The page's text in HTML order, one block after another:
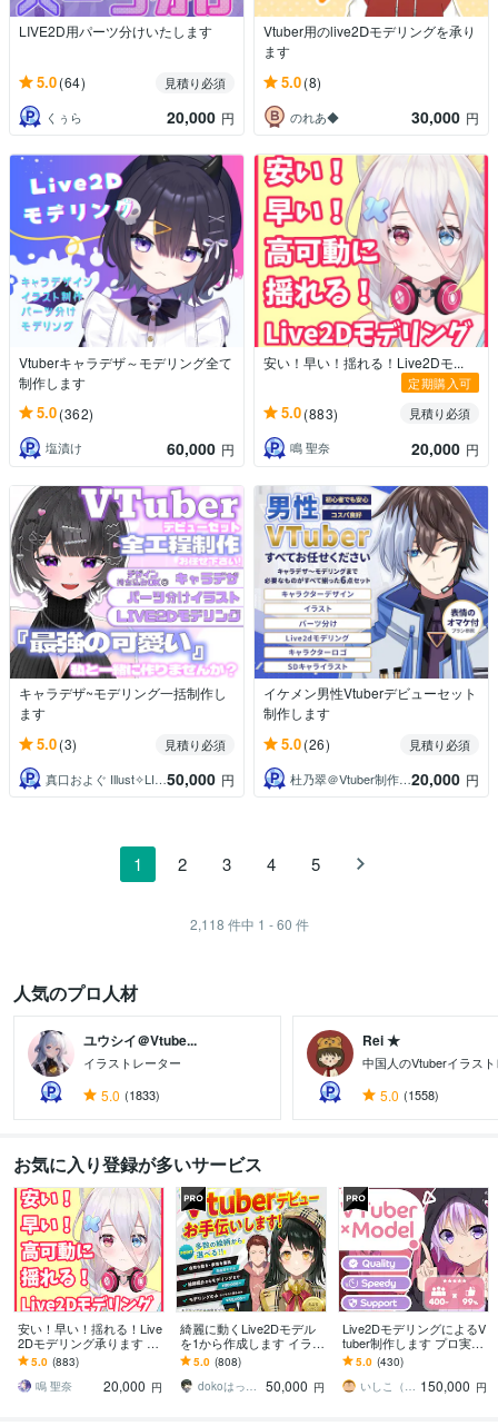
LIVE2D用パーツ分けいたします
5.0(64)
見積り必須
くぅら
20,000 円
Vtuber用のlive2Ⅾモデリングを承り
ます
5.0(8)
のれあ◆ 30,000 円
Vtuberキャラデザ～モデリング全て
制作します
5.0(362)
塩漬け 60,000 円
安い！早い！揺れる！Live2Dモ...
定期購入可
5.0(883)
見積り必須
鳴 聖奈
20,000 円
キャラデザ~モデリング一括制作し
ます
5.0(3)
見積り必須
真口およぐ Illust︎✧LIVE2D 50,000 円
イケメン男性Vtuberデビューセット
制作します
5.0(26)
見積り必須
杜乃翠＠Vtuber制作イラストレーター 20,000 円
1 2 3 4 5
2,118 件中 1 - 60 件
人気のプロ人材
ユウシイ＠Vtube...
イラストレーター
5.0 (1833)
Rei ★
中国人のVtuberイラス
5.0 (1558)
お気に入り登録が多いサービス
安い！早い！揺れる！Live
2Dモデリング承ります Vt
uber:安く！早く！揺れ
る！Live2Dモデリング
5.0 (883)
鳴 聖奈
20,000 円
綺麗に動くLive2Dモデル
を1から作成します イラス
ト持ち込み依頼も歓迎！
好みの絵柄でVtuberに
5.0 (808)
dokoはっしー【ハシビロッコ】
50,000 円
Live2DモデリングによるV
tuber制作します プロ実績
7年以上のLive2Dモデリン
グによるVtuber
5.0 (430)
いしこ（ISHICO） 150,000 円